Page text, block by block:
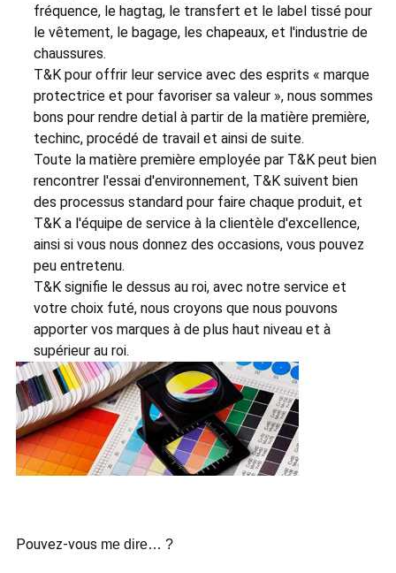
fréquence, le hagtag, le transfert et le label tissé pour
le vêtement, le bagage, les chapeaux, et l'industrie de
chaussures.
T&K pour offrir leur service avec des esprits « marque
protectrice et pour favoriser sa valeur », nous sommes
bons pour rendre detial à partir de la matière première,
techinc, procédé de travail et ainsi de suite.
Toute la matière première employée par T&K peut bien
rencontrer l'essai d'environnement, T&K suivent bien
des processus standard pour faire chaque produit, et
T&K a l'équipe de service à la clientèle d'excellence,
ainsi si vous nous donnez des occasions, vous pouvez
peu entretenu.
T&K signifie le dessus au roi, avec notre service et
votre choix futé, nous croyons que nous pouvons
apporter vos marques à de plus haut niveau et à
supérieur au roi.
Pouvez-vous me dire… ?